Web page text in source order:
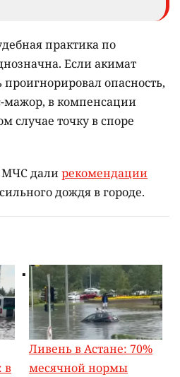
практика по
Если акимат
проигнорировал опасность,
мажор, в компенсации
случае точку в споре
МЧС далирекомендации
дождя в городе.
в
Ливень в Астане: 70%
месячной нормы